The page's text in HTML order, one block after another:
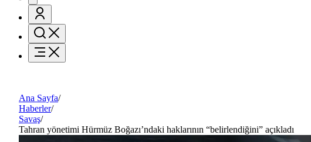
Ana Sayfa/
Haberler/
Savaş/
Tahran yönetimi Hürmüz Boğazı’ndaki haklarının “belirlendiğini” açıkladı